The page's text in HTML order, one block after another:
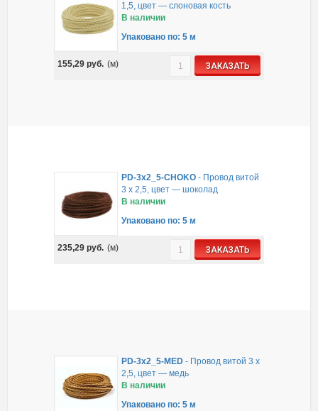
1,5, цвет — слоновая кость
В наличии
Упаковано по: 5 м
155,29 руб. (м) ЗАКАЗАТЬ
PD-3x2_5-CHOKO- Провод витой
3 х 2,5, цвет — шоколад
В наличии
Упаковано по: 5 м
235,29 руб. (м) ЗАКАЗАТЬ
PD-3x2_5-MED- Провод витой 3 х
2,5, цвет — медь
В наличии
Упаковано по: 5 м